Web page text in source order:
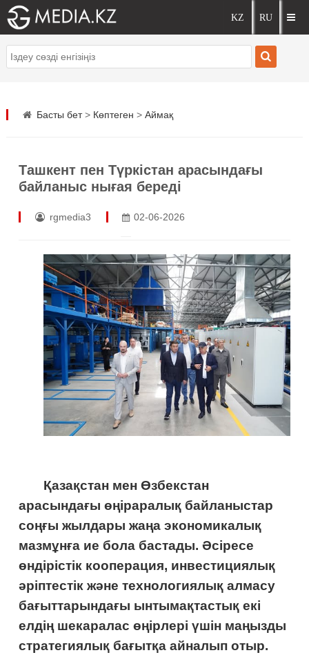
Басты бет> Көптеген > Аймақ
Ташкент пен Түркістан арасындағы
байланыс нығая береді
rgmedia3 02-06-2026
Қазақстан мен Өзбекстан
арасындағы өңіраралық байланыстар
соңғы жылдары жаңа экономикалық
мазмұнға ие бола бастады. Әсіресе
өндірістік кооперация, инвестициялық
әріптестік және технологиялық алмасу
бағыттарындағы ынтымақтастық екі
елдің шекаралас өңірлері үшін маңызды
стратегиялық бағытқа айналып отыр.